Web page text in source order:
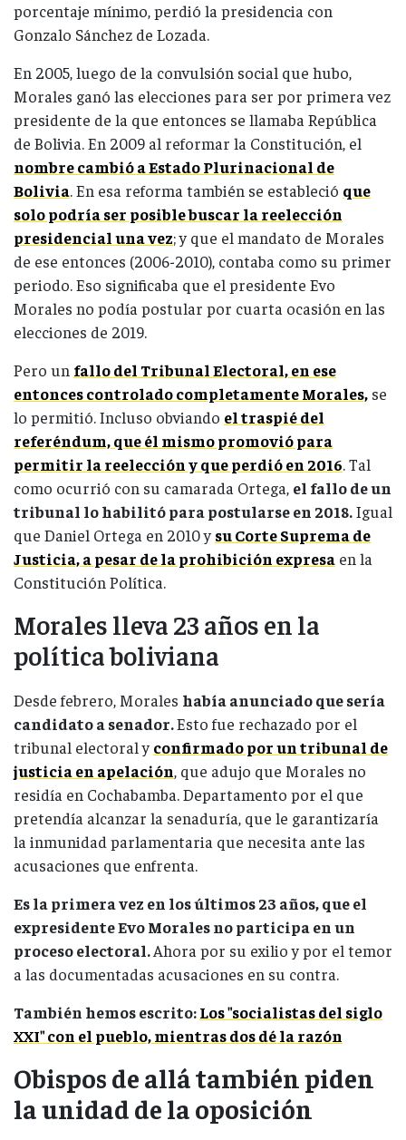
porcentaje mínimo, perdió la presidencia con
Gonzalo Sánchez de Lozada.
En 2005, luego de la convulsión social que hubo,
Morales ganó las elecciones para ser por primera vez
presidente de la que entonces se llamaba República
de Bolivia. En 2009 al reformar la Constitución, el
nombre cambió a Estado Plurinacional de
Bolivia. En esa reforma también se estableció que
solo podría ser posible buscar la reelección
presidencial una vez; y que el mandato de Morales
de ese entonces (2006-2010), contaba como su primer
periodo. Eso significaba que el presidente Evo
Morales no podía postular por cuarta ocasión en las
elecciones de 2019.
Pero un fallo del Tribunal Electoral, en ese
entonces controlado completamente Morales, se
lo permitió. Incluso obviando el traspié del
referéndum, que él mismo promovió para
permitir la reelección y que perdió en 2016. Tal
como ocurrió con su camarada Ortega, el fallo de un
tribunal lo habilitó para postularse en 2018.Igual
que Daniel Ortega en 2010 ysu Corte Suprema de
Justicia, a pesar de la prohibición expresa en la
Constitución Política.
Morales lleva 23 años en la
política boliviana
Desde febrero, Morales había anunciado que sería
candidato a senador.Esto fue rechazado por el
tribunal electoral yconfirmado por un tribunal de
justicia en apelación, que adujo que Morales no
residía en Cochabamba. Departamento por el que
pretendía alcanzar la senaduría, que le garantizaría
la inmunidad parlamentaria que necesita ante las
acusaciones que enfrenta.
Es la primera vez en los últimos 23 años, que el
expresidente Evo Morales no participa en un
proceso electoral.Ahora por su exilio y por el temor
a las documentadas acusaciones en su contra.
También hemos escrito:Los "socialistas del siglo
XXI" con el pueblo, mientras dos dé la razón
Obispos de allá también piden
la unidad de la oposición